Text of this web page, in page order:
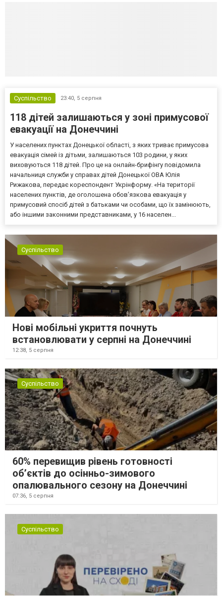
Суспільство 23:40, 5 серпня
118 дітей залишаються у зоні примусової
евакуації на Донеччині
У населених пунктах Донецької області, з яких триває примусова
евакуація сімей із дітьми, залишаються 103 родини, у яких
виховуються 118 дітей. Про це на онлайн-брифінгу повідомила
начальниця служби у справах дітей Донецької ОВА Юлія
Рижакова, передає кореспондент Укрінформу. «На території
населених пунктів, де оголошена обов’язкова евакуація у
примусовий спосіб дітей з батьками чи особами, що їх замінюють,
або іншими законними представниками, у 16 населен...
Суспільство
Нові мобільні укриття почнуть
встановлювати у серпні на Донеччині
12:38, 5 серпня
Суспільство
60% перевищив рівень готовності
об’єктів до осінньо-зимового
опалювального сезону на Донеччині
07:36, 5 серпня
Суспільство